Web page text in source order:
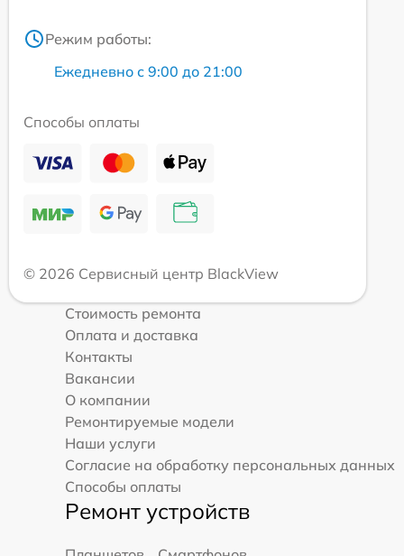
Режим работы:
Ежедневно с 9:00 до 21:00
Способы оплаты
© 2026 Сервисный центр BlackView
Стоимость ремонта
Оплата и доставка
Контакты
Вакансии
О компании
Ремонтируемые модели
Наши услуги
Согласие на обработку персональных данных
Способы оплаты
Ремонт устройств